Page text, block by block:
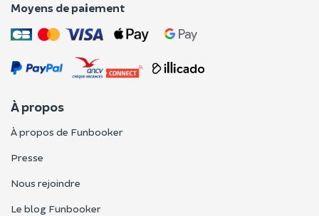
Moyens de paiement
À propos
À propos de Funbooker
Presse
Nous rejoindre
Le blog Funbooker